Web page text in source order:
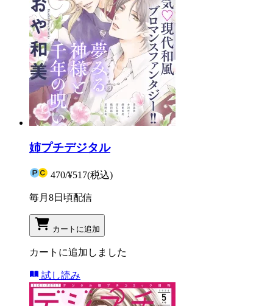
姉プチデジタル
470/¥517(税込)
毎月8日頃配信
カートに追加
カートに追加しました
試し読み